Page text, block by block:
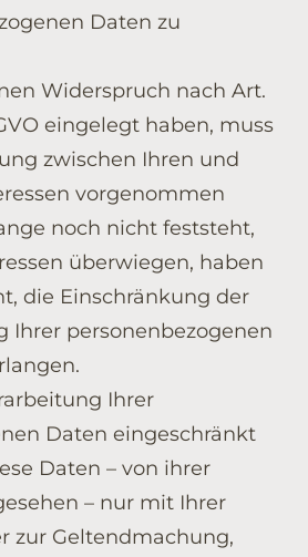
Daten zu
Widerspruch nach Art.
eingelegt haben, muss
zwischen Ihren und
vorgenommen
noch nicht feststeht,
überwiegen, haben
die Einschränkung der
Ihrer personenbezogenen
Ihrer
Daten eingeschränkt
Daten – von ihrer
– nur mit Ihrer
zur Geltendmachung,